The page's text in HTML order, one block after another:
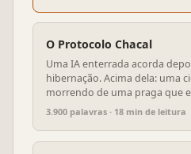
O Protocolo Chacal
Uma IA enterrada acorda
hibernação. Acima dela: uma
morrendo de uma praga que
3.900 palavras · 18 min de leitura